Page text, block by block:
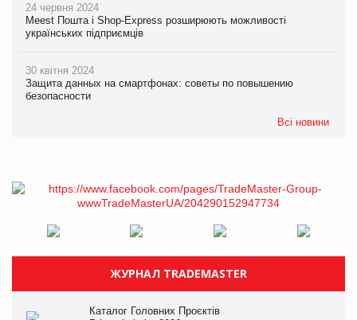
24 червня 2024
Meest Пошта і Shop-Express розширюють можливості
українських підприємців
30 квітня 2024
Защита данных на смартфонах: советы по повышению
безопасности
Всі новини
ЖУРНАЛ TRADEMASTER
Каталог Головних Проєктів